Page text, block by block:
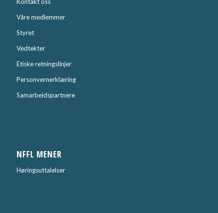
Kontakt oss
Våre medlemmer
Styret
Vedtekter
Etiske retningslinjer
Personvernerklæring
Samarbeidspartnere
NFFL MENER
Høringsuttalelser